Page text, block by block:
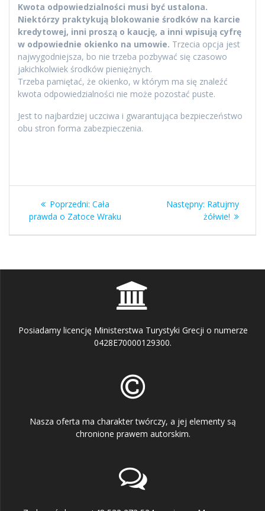
Kwota odpowiedzialności musi być ustalona.
Niektórzy praktykują blokowanie środków na karcie
kredytowej, inni proszą o kaucję, a inni wpisują cyfrę
w odpowiednie okienko na umowie. Trzecia opcja jest
najwygodniejsza, bo nie trzeba pozbywać się czasowo
jakichkolwiek środków pieniężnych.
Trzeba pamiętać, że okienko, w którym ma się znaleźć
kwota odpowiedzialności nie może pozostać puste.
Jest to najbardziej uczciwa i gwarantująca bezpieczeństwo
obu stron forma zabezpieczenia.
Nawigacja
wpisu
Poprzedni: Poprzedni
wpis:
Cała
prawda o Zatoce Wraku
Następny: Następny
wpis:
Ratujmy
żółwie!
Posiadamy licencję Ministerstwa Turystyki Grecji o numerze
0428E70000129300.
Nasza oferta ma charakter twórczy, a jej elementy są
chronione prawem autorskim.